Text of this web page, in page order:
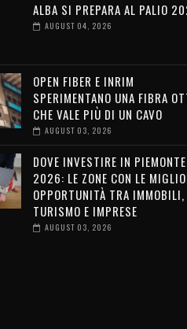
ALBA SI PREPARA AL PALIO
AUGUST 04, 2026
OPEN FIBER E INRIM
SPERIMENTANO UNA FIBRA
CHE VALE PIÙ DI UN CAVO
AUGUST 03, 2026
DOVE INVESTIRE IN
2026: LE ZONE CON LE
OPPORTUNITÀ TRA IMMOBILI,
TURISMO E IMPRESE
AUGUST 03, 2026